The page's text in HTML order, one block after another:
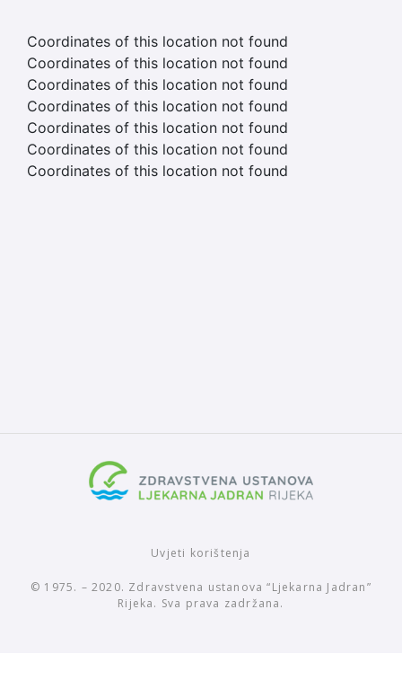
Coordinates of this location not found
Coordinates of this location not found
Coordinates of this location not found
Coordinates of this location not found
Coordinates of this location not found
Coordinates of this location not found
Coordinates of this location not found
Uvjeti korištenja
© 1975. – 2020. Zdravstvena ustanova “Ljekarna Jadran”
Rijeka. Sva prava zadržana.